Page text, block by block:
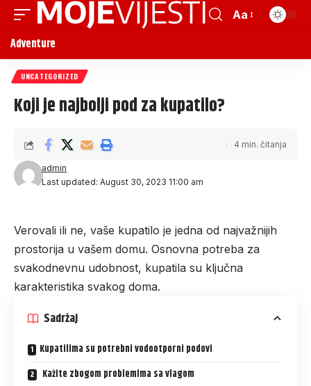
Aa
Adventure
UNCATEGORIZED
Koji je najbolji pod za kupatilo?
Last updated: August 30, 2023 11:00 am
admin
4 min. čitanja
Verovali ili ne, vaše kupatilo je jedna od najvažnijih
prostorija u vašem domu. Osnovna potreba za
svakodnevnu udobnost, kupatila su ključna
karakteristika svakog doma.
Sadržaj
Kupatilima su potrebni vodootporni podovi
Kažite zbogom problemima sa vlagom